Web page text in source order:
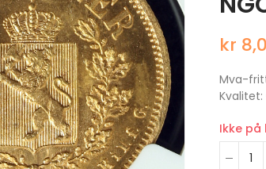
kr
Mva-
Kvalitet:
Ikke på